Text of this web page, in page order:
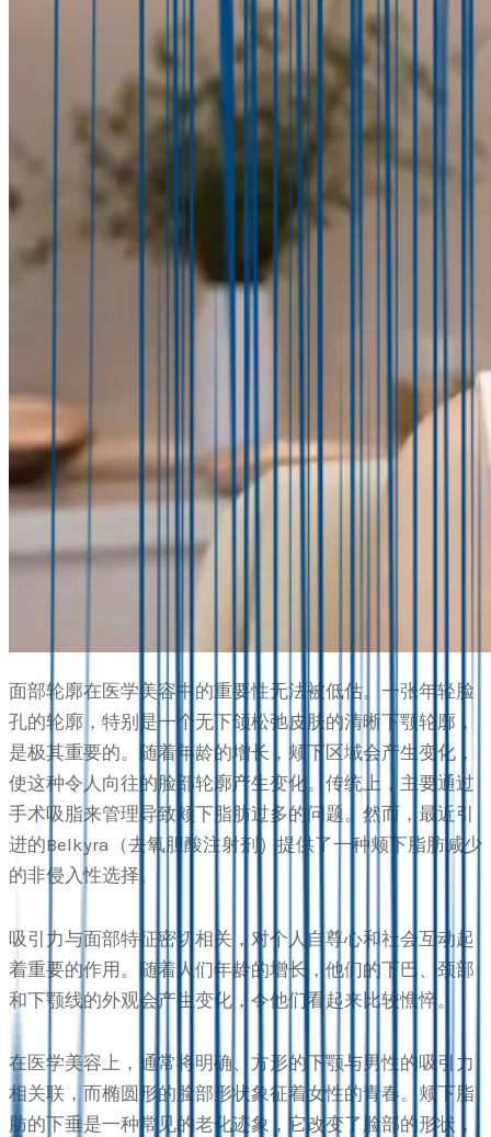
面部轮廓在医学美容中的重要性无法被低估。一张年轻脸
孔的轮廓，特别是一个无下颌松弛皮肤的清晰下颚轮廓，
是极其重要的。随着年龄的增长，颊下区域会产生变化，
使这种令人向往的脸部轮廓产生变化。传统上，主要通过
手术吸脂来管理导致颊下脂肪过多的问题。然而，最近引
进的Belkyra（去氧胆酸注射剂）提供了一种颊下脂肪减少
的非侵入性选择。
吸引力与面部特征密切相关，对个人自尊心和社会互动起
着重要的作用。随着人们年龄的增长，他们的下巴、颈部
和下颚线的外观会产生变化，令他们看起来比较憔悴。
在医学美容上，通常将明确、方形的下颚与男性的吸引力
相关联，而椭圆形的脸部形状象征着女性的青春。颊下脂
肪的下垂是一种常见的老化迹象，它改变了脸部的形状，